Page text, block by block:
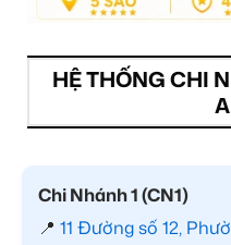
HỆ THỐNG CHI
Chi Nhánh 1 (CN1)
📍 11 Đường số 12,